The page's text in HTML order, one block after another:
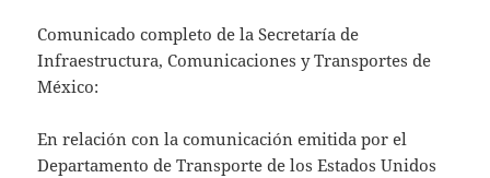
Comunicado completo de la Secretaría de
Infraestructura, Comunicaciones y Transportes de
México:
En relación con la comunicación emitida por el
Departamento de Transporte de los Estados Unidos